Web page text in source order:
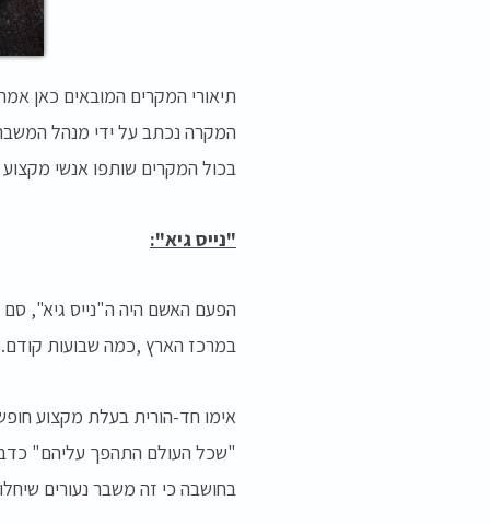
תיאורי המקרים המובאים כאן
המקרה נכתב על ידי מנהל
בכול המקרים שותפו אנשי מקצוע
"נייס גיא":
הפעם האשם היה ה"נייס גיא", סם
במרכז הארץ ,כמה שבועות קודם.
אימו חד-הורית בעלת מקצוע
"שכל העולם התהפך עליהם"
בחושבה כי זה משבר נעורים